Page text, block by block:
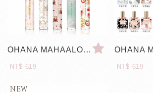
OHANA MAHAALO 淡香水筆 10ml #地區/台港/數量限定
NT$ 619 NT$ 619